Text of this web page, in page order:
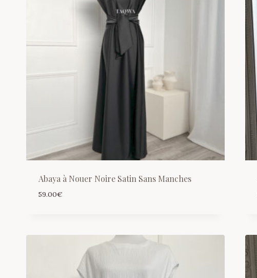
Abaya à Nouer Noire Satin Sans Manches
59.00€